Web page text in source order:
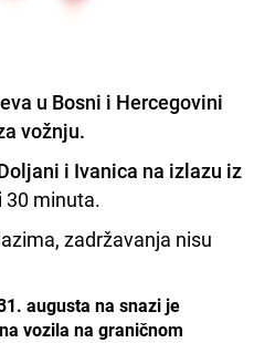
u Bosni i Hercegovini
vožnju.
i Ivanica na izlazu iz
30 minuta.
zadržavanja nisu
augusta na snazi je
vozila na graničnom